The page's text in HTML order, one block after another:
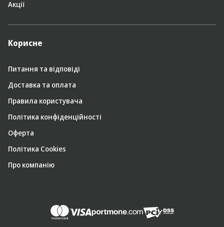
Акції
Корисне
Питання та відповіді
Доставка та оплата
Правила користувача
Політика конфіденційності
Оферта
Політика Cookies
Про компанію